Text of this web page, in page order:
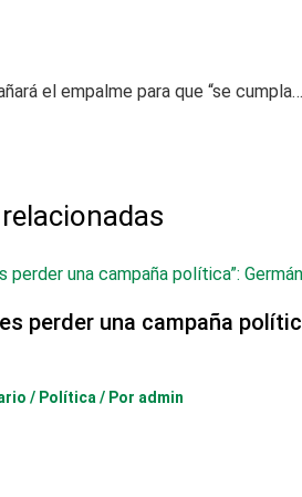
Procuraduría acompañará el empalme para que “se cumpla la ley”
perder una campaña
/ Política/ Por admin